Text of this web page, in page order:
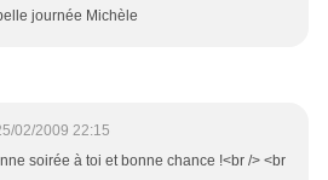
journée Michèle
02/2009 22:15
soirée à toi et bonne chance !<br /> <br